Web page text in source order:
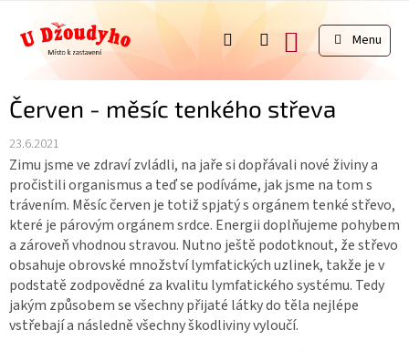
obsah
NÁKUPNÍ
KOŠÍK
Červen - měsíc tenkého střeva
23.6.2021
Zimu jsme ve zdraví zvládli, na jaře si dopřávali nové živiny a
pročistili organismus a teď se podíváme, jak jsme na tom s
trávením. Měsíc červen je totiž spjatý s orgánem tenké střevo,
které je párovým orgánem srdce. Energii doplňujeme pohybem
a zároveň vhodnou stravou. Nutno ještě podotknout, že střevo
obsahuje obrovské množství lymfatických uzlinek, takže je v
podstatě zodpovědné za kvalitu lymfatického systému. Tedy
jakým způsobem se všechny přijaté látky do těla nejlépe
vstřebají a následně všechny škodliviny vyloučí.